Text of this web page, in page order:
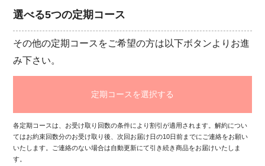
選べる5つの定期コース
その他の定期コースをご希望の方は以下ボタンよりお進
み下さい。
定期コースを選択する
各定期コースは、お受け取り回数の条件により割引が適用されます。解約につい
てはお約束回数分のお受け取り後、次回お届け日の10日前までにご連絡をお願い
いたします。ご連絡のない場合は自動更新にて引き続き商品をお届けいたしま
す。